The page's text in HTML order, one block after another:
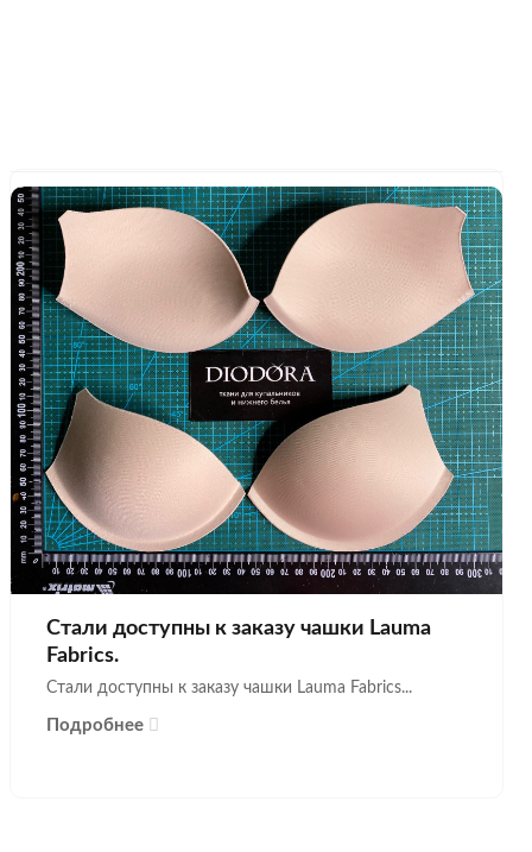
Стали доступны к заказу чашки Lauma
Fabrics.
Стали доступны к заказу чашки Lauma Fabrics...
Подробнее